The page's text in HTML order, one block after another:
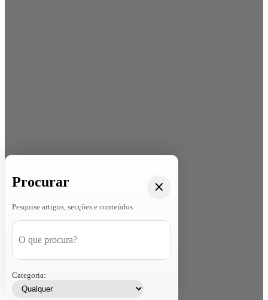
Procurar
Pesquise artigos, secções e conteúdos
Categoria: